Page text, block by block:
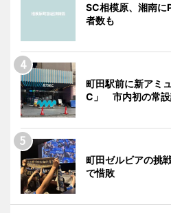
SC相模原、湘南
者数も
町田駅前に新アミ
C」 市内初の常設
町田ゼルビアの挑
で惜敗